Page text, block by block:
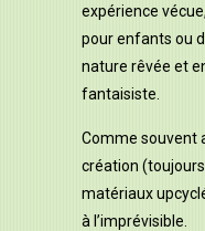
expérience
pour enfants ou
nature rêvée et
fantaisiste.
Comme souvent
création
matériaux
à l’imprévisible.